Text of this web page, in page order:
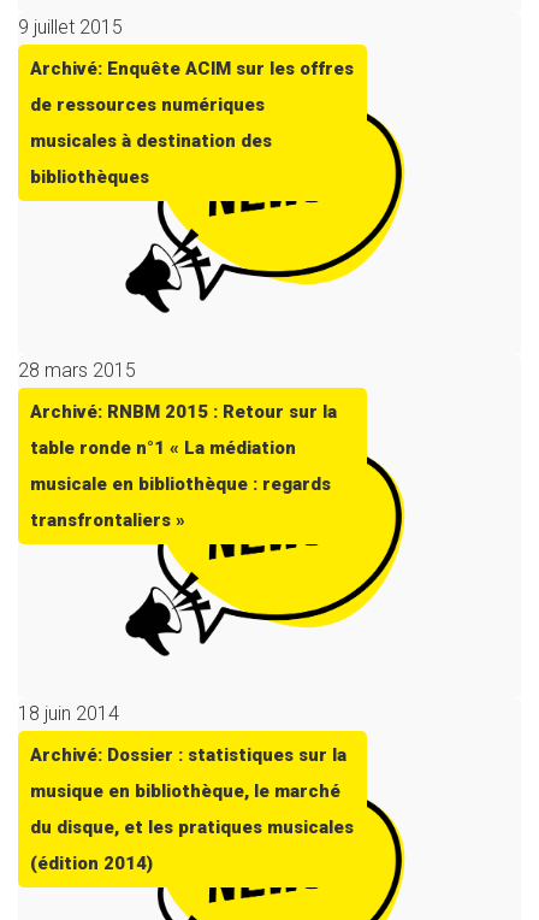
9 juillet 2015
Archivé: Enquête ACIM sur les offres
de ressources numériques
musicales à destination des
bibliothèques
28 mars 2015
Archivé: RNBM 2015 : Retour sur la
table ronde n°1 « La médiation
musicale en bibliothèque : regards
transfrontaliers »
18 juin 2014
Archivé: Dossier : statistiques sur la
musique en bibliothèque, le marché
du disque, et les pratiques musicales
(édition 2014)